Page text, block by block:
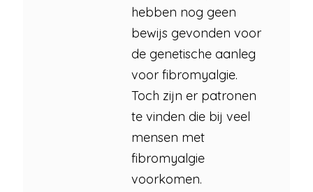
hebben nog geen
bewijs gevonden voor
de genetische aanleg
voor fibromyalgie.
Toch zijn er patronen
te vinden die bij veel
mensen met
fibromyalgie
voorkomen.